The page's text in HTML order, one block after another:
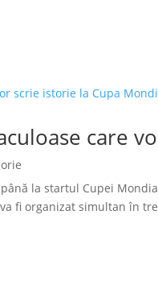
care
la startul Cupei
fi organizat simultan în